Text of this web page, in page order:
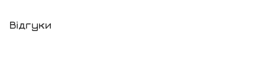
Відгуки